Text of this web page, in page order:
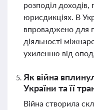
розподіл доходів,
юрисдикціях. В
впроваджено для
діяльності
ухиленню від
Як війна
України та її
Війна створила